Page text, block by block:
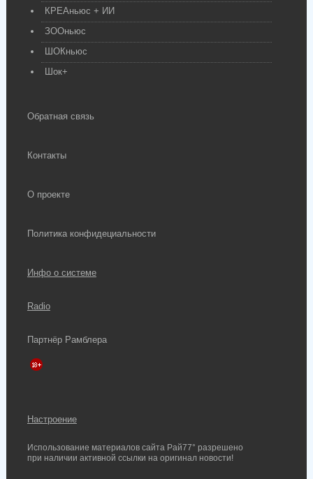
КРЕАньюс + ИИ
ЗООньюс
ШОКньюс
Шок+
Обратная связь
Контакты
О проекте
Политика конфидециальности
Инфо о системе
Radio
Партнёр Рамблера
Настроение
Использование материалов сайта Рай77° разрешено
при наличии активной ссылки на оригинал новости!